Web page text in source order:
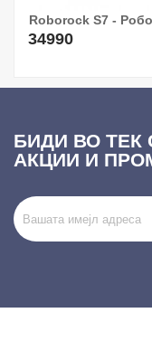
Roborock S7 -
34990
БИДИ ВО ТЕК
АКЦИИ И